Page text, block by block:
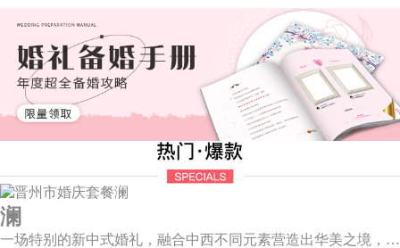
澜
一场特别的新中式婚礼，融合中西不同元素营造出华美之境，有庄严浪漫的西式证婚，也有含蓄深情的中式感恩，从古典到现代，从前世到今生，爱，隽永铭刻。